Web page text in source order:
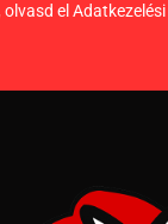
olvasd el